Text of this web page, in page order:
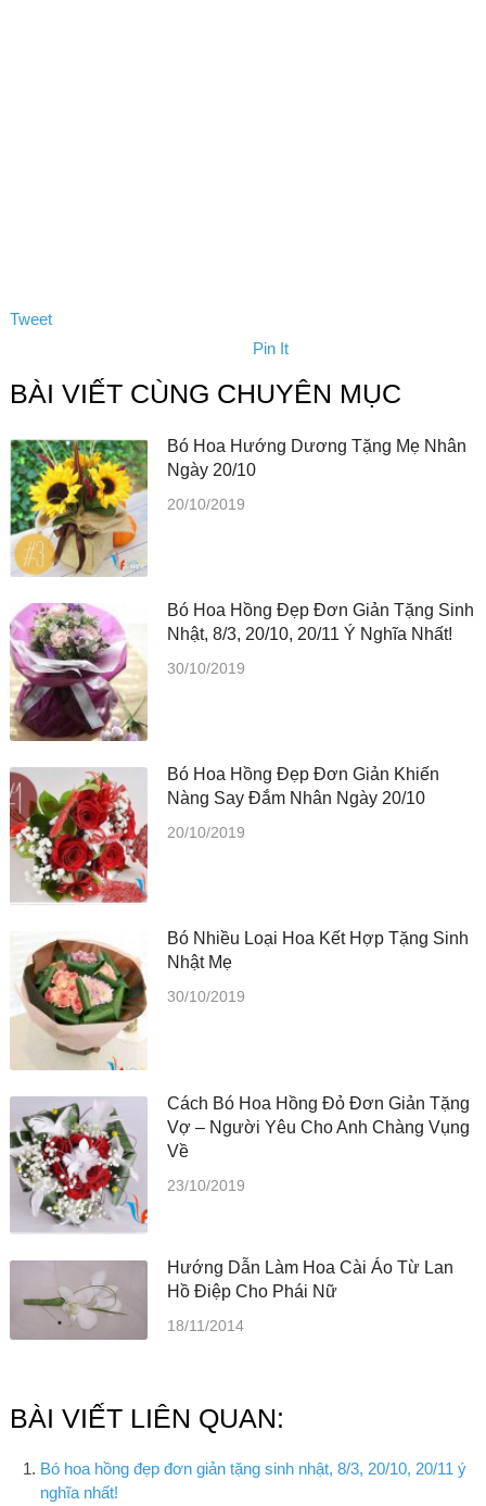
Tweet
Pin It
BÀI VIẾT CÙNG CHUYÊN MỤC
Bó Hoa Hướng Dương Tặng Mẹ Nhân
Ngày 20/10
20/10/2019
Bó Hoa Hồng Đẹp Đơn Giản Tặng Sinh
Nhật, 8/3, 20/10, 20/11 Ý Nghĩa Nhất!
30/10/2019
Bó Hoa Hồng Đẹp Đơn Giản Khiến
Nàng Say Đắm Nhân Ngày 20/10
20/10/2019
Bó Nhiều Loại Hoa Kết Hợp Tặng Sinh
Nhật Mẹ
30/10/2019
Cách Bó Hoa Hồng Đỏ Đơn Giản Tặng
Vợ – Người Yêu Cho Anh Chàng Vụng
Về
23/10/2019
Hướng Dẫn Làm Hoa Cài Áo Từ Lan
Hồ Điệp Cho Phái Nữ
18/11/2014
BÀI VIẾT LIÊN QUAN:
Bó hoa hồng đẹp đơn giản tặng sinh nhật, 8/3, 20/10, 20/11 ý
nghĩa nhất!